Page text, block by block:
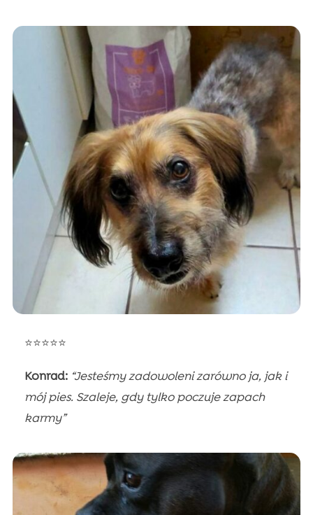
⭐⭐⭐⭐⭐
Konrad: “Jesteśmy zadowoleni zarówno ja, jak i
mój pies. Szaleje, gdy tylko poczuje zapach
karmy”